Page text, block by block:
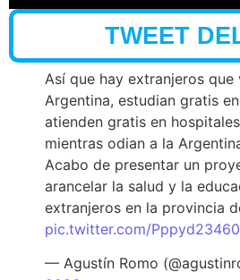
TWEET
Así que hay extranjeros que
Argentina, estudian gratis
atienden gratis en
mientras odian a la
Acabo de presentar un
arancelar la salud y la
extranjeros en la provincia
pic.twitter.com/Pppyd23460
— Agustín Romo